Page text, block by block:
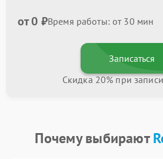
от 0 ₽Время работы: от 30 мин
Записаться
Скидка 20% при
Почему выбирают